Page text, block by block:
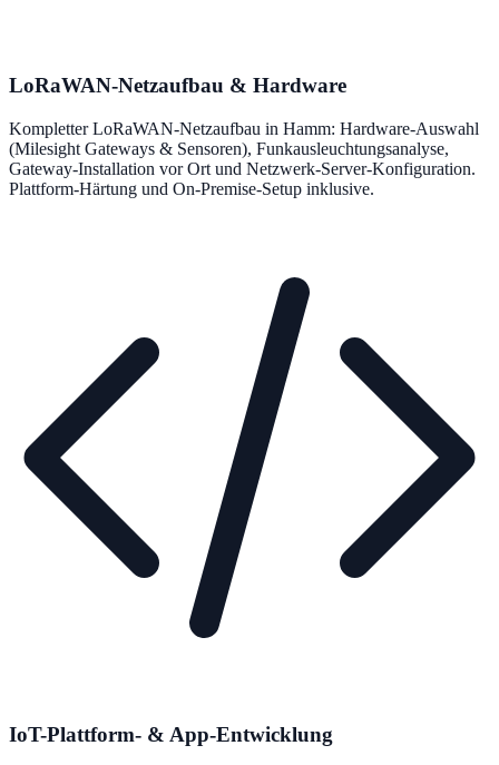
LoRaWAN-Netzaufbau & Hardware
Kompletter LoRaWAN-Netzaufbau in Hamm: Hardware-Auswahl
(Milesight Gateways & Sensoren), Funkausleuchtungsanalyse,
Gateway-Installation vor Ort und Netzwerk-Server-Konfiguration.
Plattform-Härtung und On-Premise-Setup inklusive.
IoT-Plattform- & App-Entwicklung